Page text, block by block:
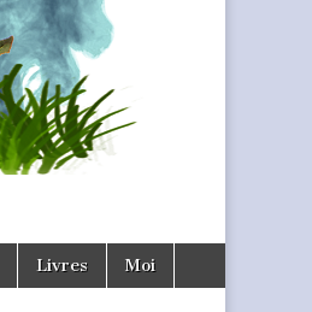
Livres Moi